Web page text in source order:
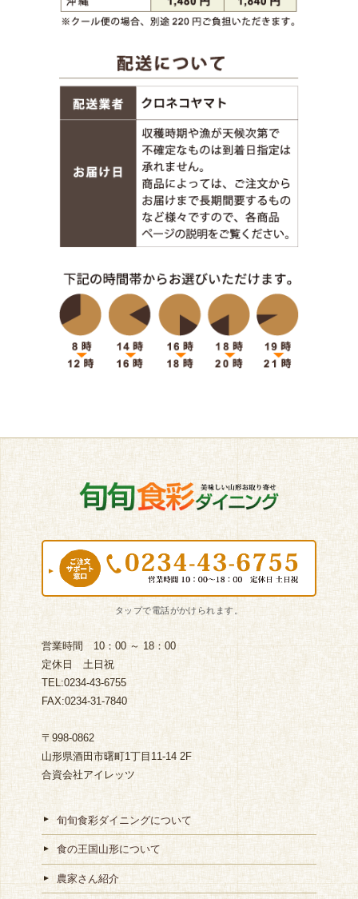
営業時間 10：00 ～ 18：00
定休日 土日祝
TEL:0234-43-6755
FAX:0234-31-7840
〒998-0862
山形県酒田市曙町1丁目11-14 2F
合資会社アイレッツ
旬旬食彩ダイニングについて
食の王国山形について
農家さん紹介